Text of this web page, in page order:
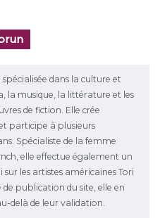
dans la culture et
la musique, la littérature et les
de fiction. Elle crée
participe à plusieurs
Spécialiste de la femme
elle effectue également un
les artistes américaines Tori
publication du site, elle en
delà de leur validation.